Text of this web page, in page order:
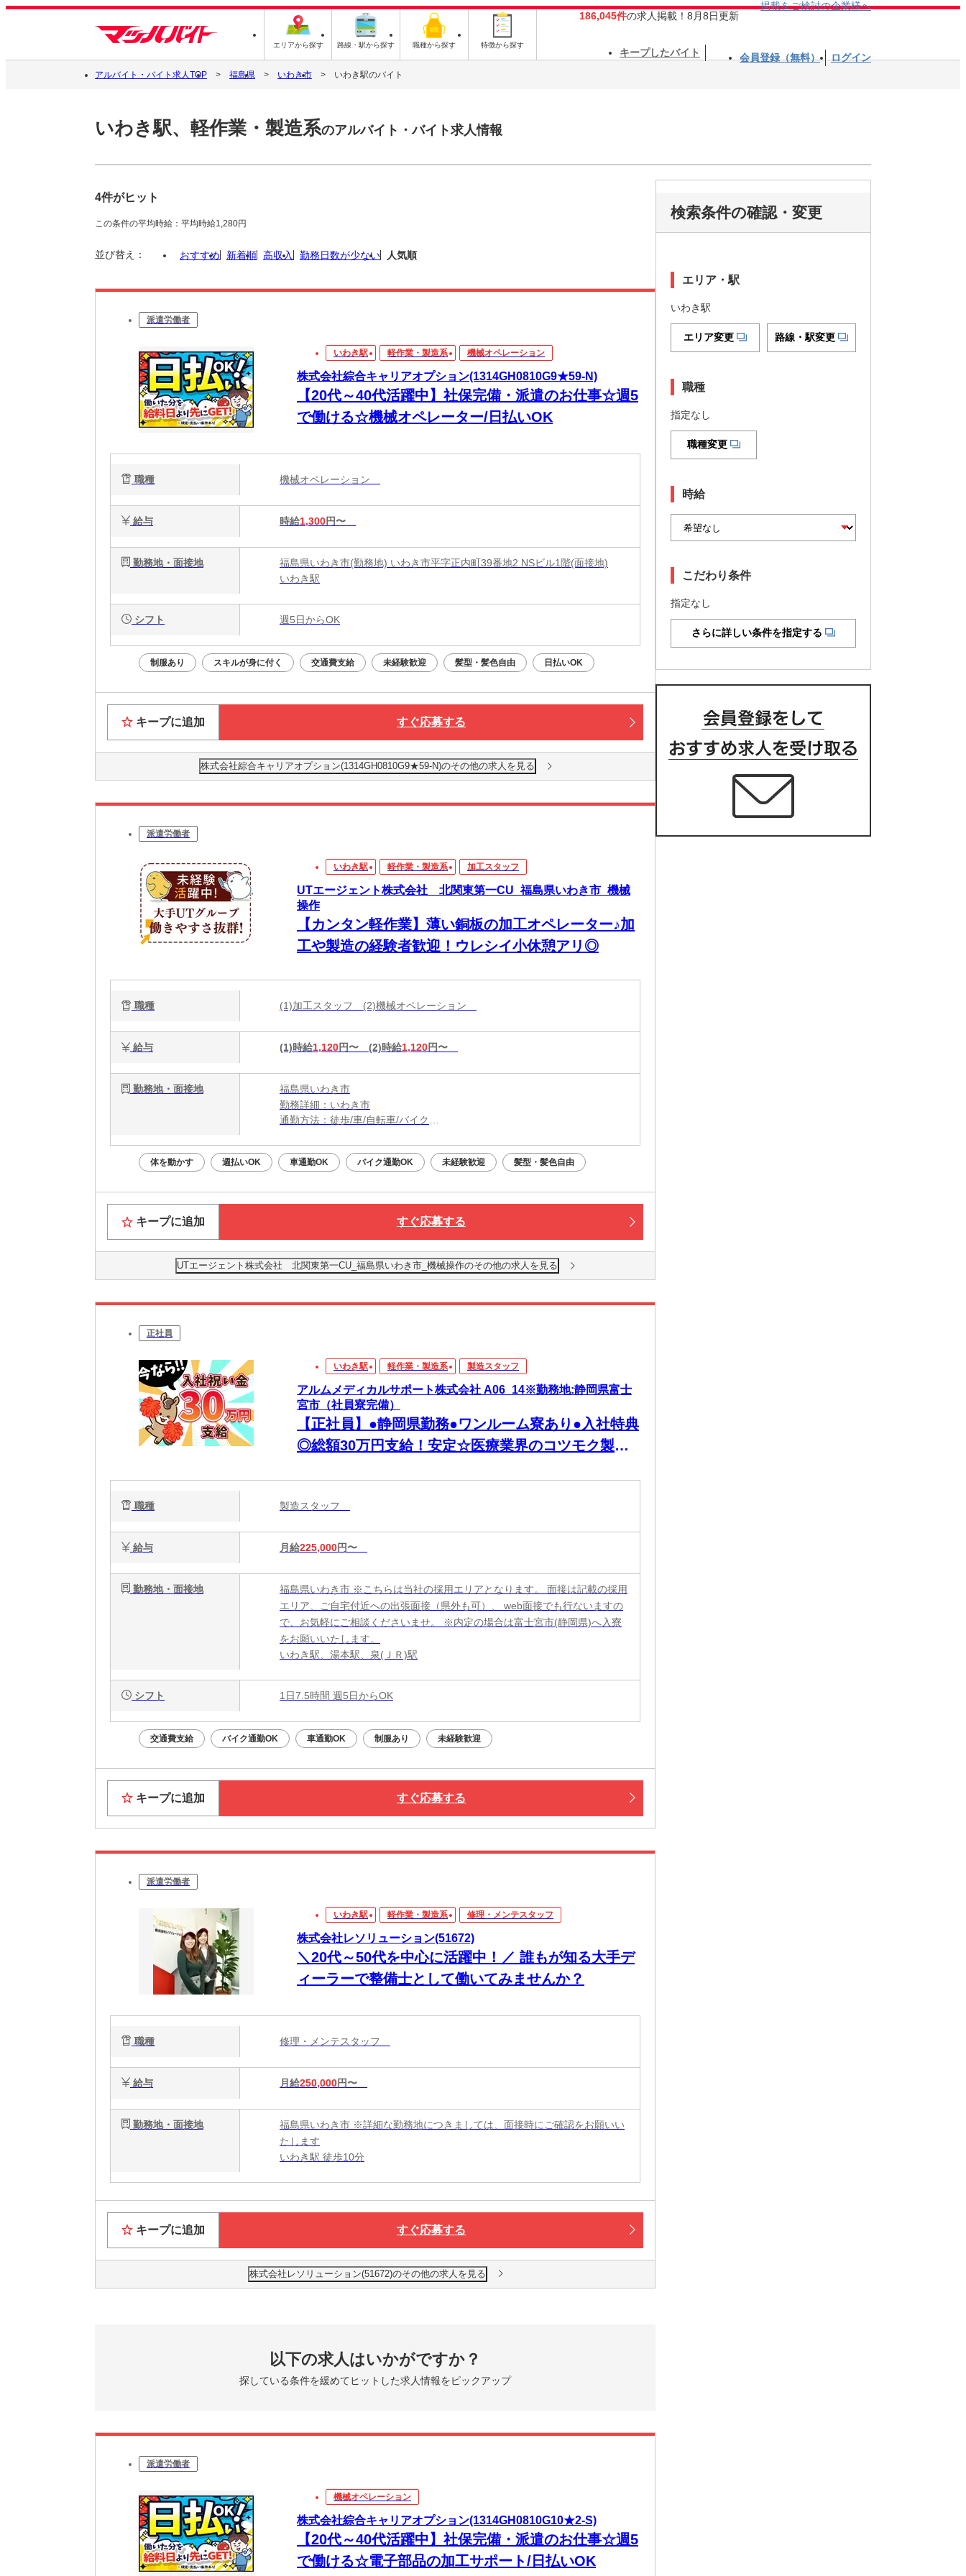
エリアから探す 路線・駅から探す 職種から探す 特徴から探す
186,045件の求人掲載！8月8日更新
掲載をご検討の企業様へ
キープしたバイト 会員登録（無料） ログイン
アルバイト・バイト求人TOP 福島県 いわき市 いわき駅のバイト
いわき駅、軽作業・製造系のアルバイト・バイト求人情報
4件がヒット
この条件の平均時給：平均時給1,280円
並び替え： おすすめ 新着順 高収入 勤務日数が少ない 人気順
派遣労働者
いわき駅 軽作業・製造系 機械オペレーション
株式会社綜合キャリアオプション(1314GH0810G9★59-N)
【20代～40代活躍中】社保完備・派遣のお仕事☆週5
で働ける☆機械オペレーター/日払いOK
職種 機械オペレーション
給与 時給1,300円〜
勤務地・面接地
福島県いわき市(勤務地) いわき市平字正内町39番地2 NSビル1階(面接地)
いわき駅
シフト 週5日からOK
制服あり スキルが身に付く 交通費支給 未経験歓迎 髪型・髪色自由 日払いOK
キープに追加 すぐ応募する
株式会社綜合キャリアオプション(1314GH0810G9★59-N)のその他の求人を見る
派遣労働者
いわき駅 軽作業・製造系 加工スタッフ
UTエージェント株式会社 北関東第一CU_福島県いわき市_機械
操作
【カンタン軽作業】薄い銅板の加工オペレーター♪加
工や製造の経験者歓迎！ウレシイ小休憩アリ◎
職種 (1)加工スタッフ (2)機械オペレーション
給与 (1)時給1,120円〜 (2)時給1,120円〜
勤務地・面接地
福島県いわき市
勤務詳細：いわき市
通勤方法：徒歩/車/自転車/バイク
※構内の（無料）駐車場利用OK
体を動かす 週払いOK 車通勤OK バイク通勤OK 未経験歓迎 髪型・髪色自由
キープに追加 すぐ応募する
UTエージェント株式会社 北関東第一CU_福島県いわき市_機械操作のその他の求人を見る
正社員
いわき駅 軽作業・製造系 製造スタッフ
アルムメディカルサポート株式会社 A06_14※勤務地:静岡県富士
宮市（社員寮完備）
【正社員】●静岡県勤務●ワンルーム寮あり●入社特典
◎総額30万円支給！安定☆医療業界のコツモク製造
職種 製造スタッフ
給与 月給225,000円〜
勤務地・面接地
福島県いわき市 ※こちらは当社の採用エリアとなります。 面接は記載の採用
エリア、ご自宅付近への出張面接（県外も可）、 web面接でも行ないますの
で、お気軽にご相談くださいませ。 ※内定の場合は富士宮市(静岡県)へ入寮
をお願いいたします。
いわき駅、湯本駅、泉(ＪＲ)駅
シフト 1日7.5時間 週5日からOK
交通費支給 バイク通勤OK 車通勤OK 制服あり 未経験歓迎
キープに追加 すぐ応募する
派遣労働者
いわき駅 軽作業・製造系 修理・メンテスタッフ
株式会社レソリューション(51672)
＼20代～50代を中心に活躍中！／ 誰もが知る大手デ
ィーラーで整備士として働いてみませんか？
職種 修理・メンテスタッフ
給与 月給250,000円〜
勤務地・面接地
福島県いわき市 ※詳細な勤務地につきましては、面接時にご確認をお願いい
たします
いわき駅 徒歩10分
キープに追加 すぐ応募する
株式会社レソリューション(51672)のその他の求人を見る
以下の求人はいかがですか？
探している条件を緩めてヒットした求人情報をピックアップ
派遣労働者
機械オペレーション
株式会社綜合キャリアオプション(1314GH0810G10★2-S)
【20代～40代活躍中】社保完備・派遣のお仕事☆週5
で働ける☆電子部品の加工サポート/日払いOK
検索条件の確認・変更
エリア・駅
いわき駅
エリア変更 路線・駅変更
職種
指定なし
職種変更
時給
こだわり条件
指定なし
さらに詳しい条件を指定する